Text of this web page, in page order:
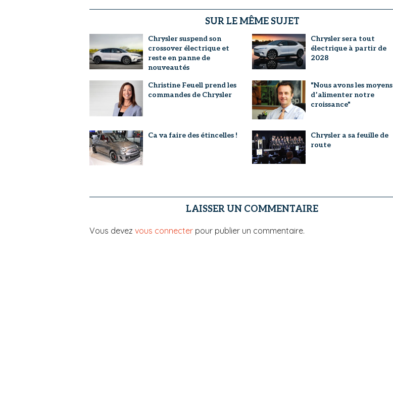
SUR LE MÊME SUJET
Chrysler suspend son
crossover électrique et
reste en panne de
nouveautés
Chrysler sera tout
électrique à partir de
2028
Christine Feuell prend les
commandes de Chrysler
"Nous avons les moyens
d’alimenter notre
croissance"
Ca va faire des étincelles !
Chrysler a sa feuille de
route
LAISSER UN COMMENTAIRE
Vous devez vous connecter pour publier un commentaire.